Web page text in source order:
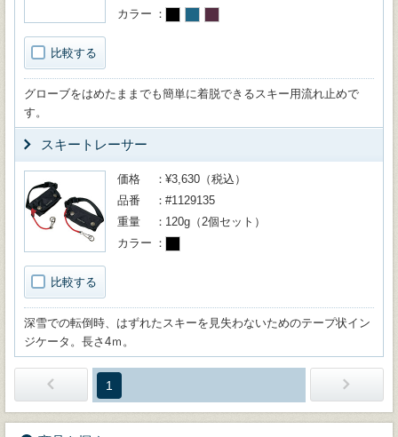
比較する
カラー
グローブをはめたままでも簡単に着脱できるスキー用流れ止めで
す。
スキートレーサー
比較する
価格
¥3,630（税込）
品番
#1129135
重量
120g（2個セット）
カラー
深雪での転倒時、はずれたスキーを見失わないためのテープ状イン
ジケータ。長さ4ｍ。
1